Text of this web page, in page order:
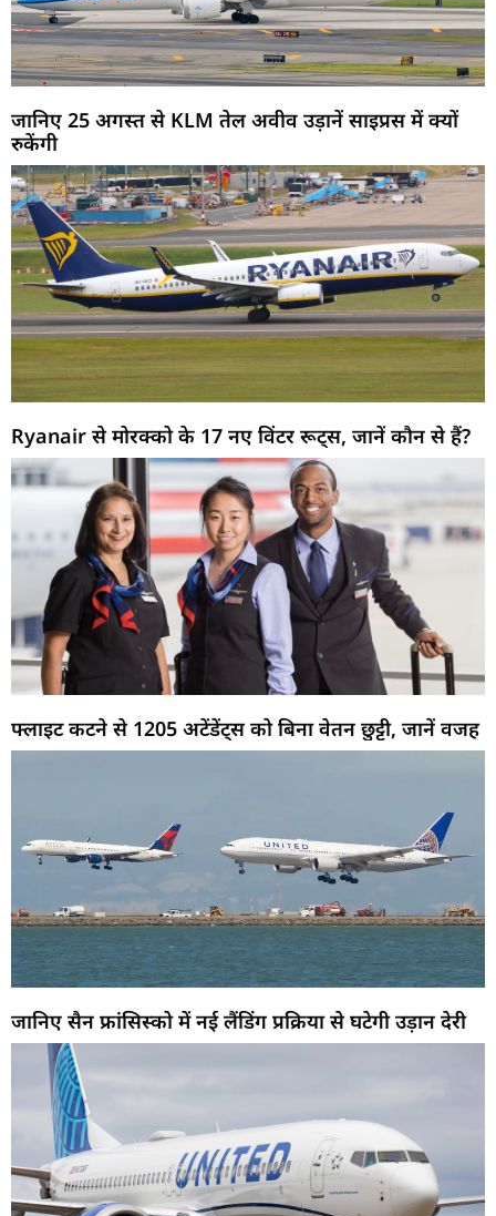
जानिए 25 अगस्त से KLM तेल अवीव उड़ानें साइप्रस में क्यों
रुकेंगी
Ryanair से मोरक्को के 17 नए विंटर रूट्स, जानें कौन से हैं?
फ्लाइट कटने से 1205 अटेंडेंट्स को बिना वेतन छुट्टी, जानें वजह
जानिए सैन फ्रांसिस्को में नई लैंडिंग प्रक्रिया से घटेगी उड़ान देरी